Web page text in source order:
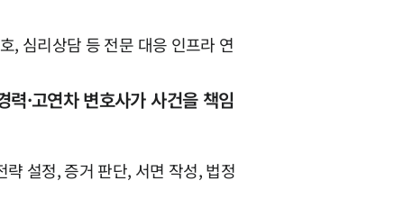
그룹소개
그룹소개
오시는 길
, 심리상담 등 전문 대응 인프라 연
·고연차 변호사가 사건을 책임
설정, 증거 판단, 서면 작성, 법정